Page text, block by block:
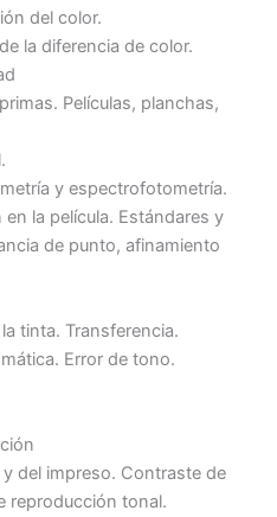
del color.
la diferencia de color.
Películas, planchas,
y espectrofotometría.
en la película. Estándares y
de punto, afinamiento
tinta. Transferencia.
Error de tono.
del impreso. Contraste de
reproducción tonal.